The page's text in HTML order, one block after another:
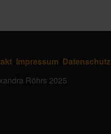
Impressum Datenschutz
Röhrs 2025